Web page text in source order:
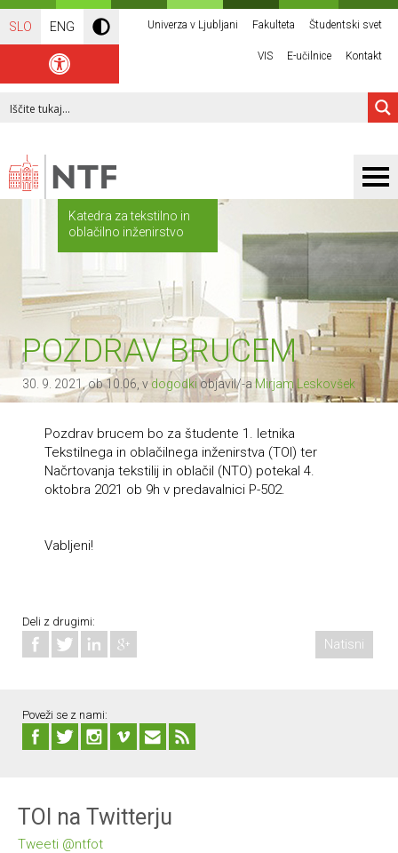
SLO ENG Univerza v Ljubljani Fakulteta Študentski svet
VIS E-učilnice Kontakt
Katedra za tekstilno in
oblačilno inženirstvo
POZDRAV BRUCEM
30. 9. 2021, ob 10.06, v dogodki objavil/-a Mirjam Leskovšek
Pozdrav brucem bo za študente 1. letnika
Tekstilnega in oblačilnega inženirstva (TOI) ter
Načrtovanja tekstilij in oblačil (NTO) potekal 4.
oktobra 2021 ob 9h v predavalnici P-502.
Vabljeni!
Deli z drugimi:
Natisni
Poveži se z nami:
TOI na Twitterju
Tweeti @ntfot